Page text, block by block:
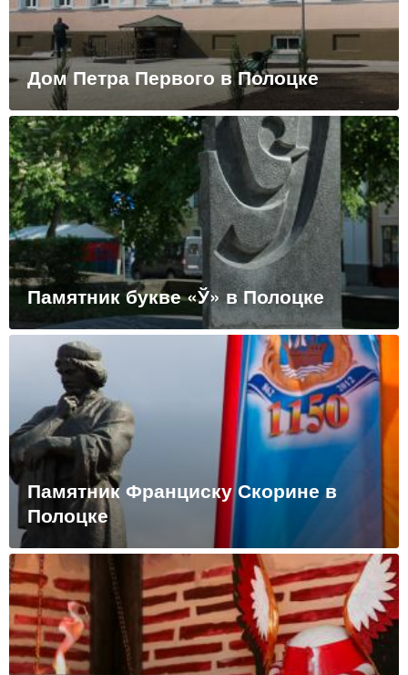
Дом Петра Первого в Полоцке
Памятник букве «Ў» в Полоцке
Памятник Франциску Скорине в
Полоцке